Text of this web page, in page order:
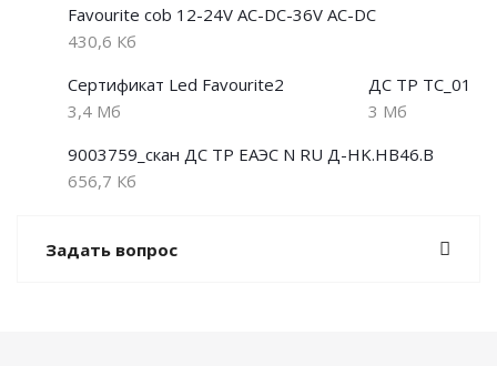
Favourite cob 12-24V AC-DC-36V AC-DC
430,6 Кб
Сертификат Led Favourite2
3,4 Мб
ДС ТР ТС_01
3 Мб
9003759_скан ДС ТР ЕАЭС N RU Д-HK.НВ46.В
656,7 Кб
Задать вопрос